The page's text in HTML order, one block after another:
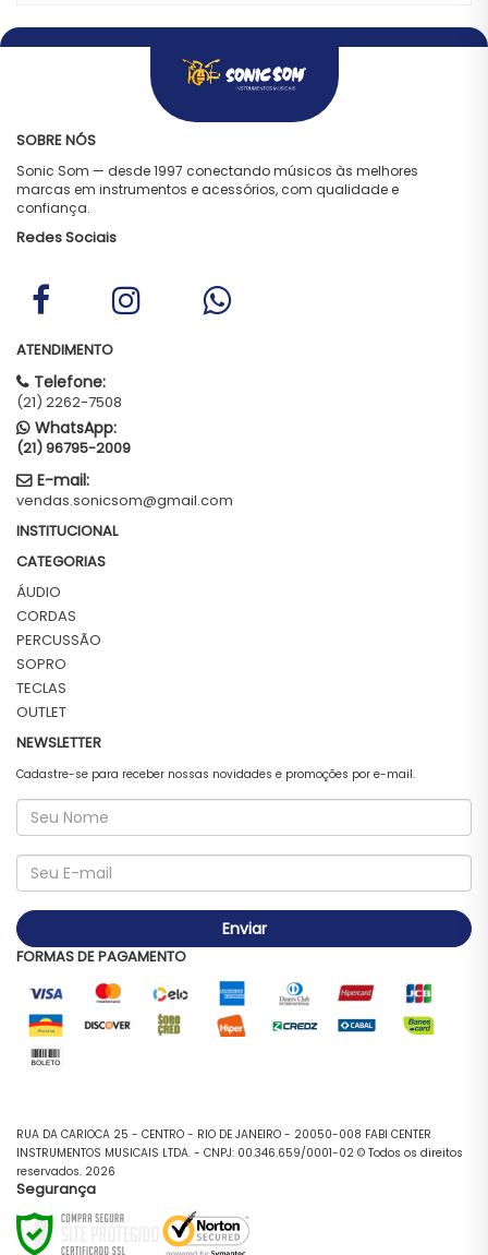
SOBRE NÓS
Sonic Som — desde 1997 conectando músicos às melhores
marcas em instrumentos e acessórios, com qualidade e
confiança.
Redes Sociais
ATENDIMENTO
Telefone:
(21) 2262-7508
WhatsApp:
(21) 96795-2009
E-mail:
vendas.sonicsom@gmail.com
INSTITUCIONAL
CATEGORIAS
ÁUDIO
CORDAS
PERCUSSÃO
SOPRO
TECLAS
OUTLET
NEWSLETTER
Cadastre-se para receber nossas novidades e promoções por e-mail.
Enviar
FORMAS DE PAGAMENTO
RUA DA CARIOCA 25 - CENTRO - RIO DE JANEIRO - 20050-008 FABI CENTER
INSTRUMENTOS MUSICAIS LTDA. - CNPJ: 00.346.659/0001-02 © Todos os direitos
reservados. 2026
Segurança